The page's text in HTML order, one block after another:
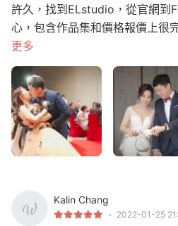
許久，找到ELstudio，從官網到
心，包含作品集和價格報價上很
更多
Kalin Chang
2022-01-25